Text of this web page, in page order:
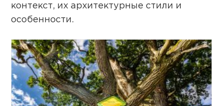
контекст, их архитектурные стили и
особенности.